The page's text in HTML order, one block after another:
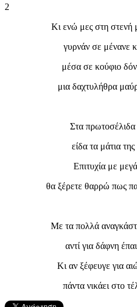
2
Κι ενώ μες στη στενή
γυρνάν σε μένανε
μέσα σε κούφιο
μια δαχτυλήθρα
Στα
είδα τα μάτια
Επιτυχία με
θα ξέρετε θαρρώ πως
Με τα πολλά
αντί για δάφνη
Κι αν ξέφευγε για
πάντα νικάει στο